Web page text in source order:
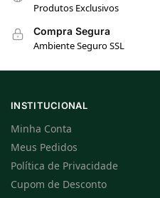
Produtos Exclusivos
Compra Segura
Ambiente Seguro SSL
INSTITUCIONAL
Minha Conta
Meus Pedidos
Política de Privacidade
Cupom de Desconto